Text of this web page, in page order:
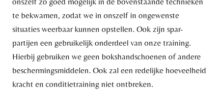
te bekwamen, zodat we in onszelf in ongewenste
situaties weerbaar kunnen opstellen. Ook zijn spar-
partijen een gebruikelijk onderdeel van onze training.
Hierbij gebruiken we geen bokshandschoenen of andere
beschermingsmiddelen. Ook zal een redelijke hoeveelheid
kracht en conditietraining niet ontbreken.